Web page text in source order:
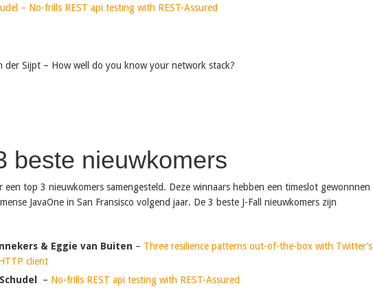
– No-frills REST api testing with REST-Assured
der Sijpt – How well do you know your network stack?
beste nieuwkomers
een top 3 nieuwkomers samengesteld. Deze winnaars hebben een timeslot gewonnnen
JavaOne in San Fransisco volgend jaar. De 3 beste J-Fall nieuwkomers zijn
& Eggie van Buiten – Three resilience patterns out-of-the-box with Twitter’s
client
– No-frills REST api testing with REST-Assured